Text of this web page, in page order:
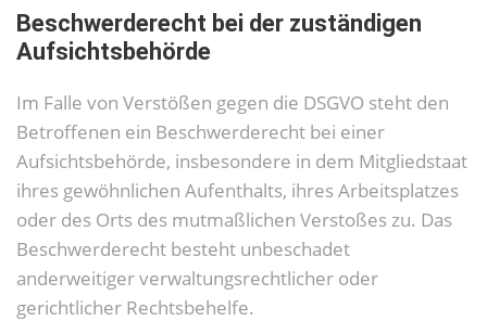
Beschwerde­recht bei der zuständigen
Aufsichts­behörde
Im Falle von Verstößen gegen die DSGVO steht den
Betroffenen ein Beschwerderecht bei einer
Aufsichtsbehörde, insbesondere in dem Mitgliedstaat
ihres gewöhnlichen Aufenthalts, ihres Arbeitsplatzes
oder des Orts des mutmaßlichen Verstoßes zu. Das
Beschwerderecht besteht unbeschadet
anderweitiger verwaltungsrechtlicher oder
gerichtlicher Rechtsbehelfe.